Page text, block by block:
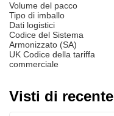
Volume del pacco
Tipo di imballo
Dati logistici
Codice del Sistema
Armonizzato (SA)
UK Codice della tariffa
commerciale
Visti di recente